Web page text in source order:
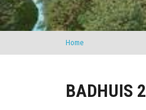
Home
BADHUIS 2